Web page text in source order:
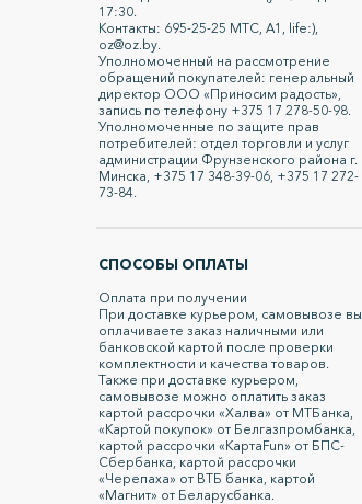
17:30.
Контакты: 695-25-25 МТС, A1, life:),
oz@oz.by.
Уполномоченный на рассмотрение
обращений покупателей: генеральный
директор ООО «Приносим радость»,
запись по телефону +375 17 278-50-98.
Уполномоченные по защите прав
потребителей: отдел торговли и услуг
администрации Фрунзенского района г.
Минска, +375 17 348-39-06, +375 17 272-
73-84.
СПОСОБЫ ОПЛАТЫ
Оплата при получении
При доставке курьером, самовывозе вы
оплачиваете заказ наличными или
банковской картой после проверки
комплектности и качества товаров.
Также при доставке курьером,
самовывозе можно оплатить заказ
картой рассрочки «Халва» от МТБанка,
«Картой покупок» от Белгазпромбанка,
картой рассрочки «КартаFun» от БПС-
Сбербанка, картой рассрочки
«Черепаха» от ВТБ банка, картой
«Магнит» от Беларусбанка.